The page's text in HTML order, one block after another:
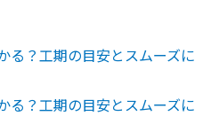
る？工期の目安とスムーズに
る？工期の目安とスムーズに